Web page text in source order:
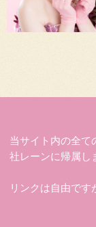
当サイト内の全て
社レーンに帰属し
リンクは自由で